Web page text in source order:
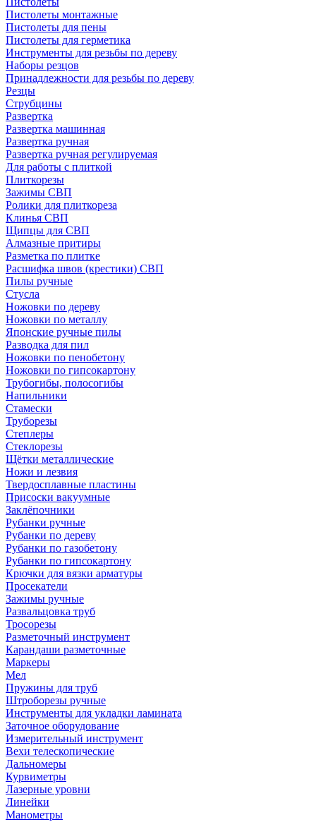
Пистолеты монтажные
Пистолеты для пены
Пистолеты для герметика
Инструменты для резьбы по дереву
Наборы резцов
Принадлежности для резьбы по дереву
Резцы
Струбцины
Развертка
Развертка машинная
Развертка ручная
Развертка ручная регулируемая
Для работы с плиткой
Плиткорезы
Зажимы СВП
Ролики для плиткореза
Клинья СВП
Щипцы для СВП
Алмазные притиры
Разметка по плитке
Расшифка швов (крестики) СВП
Пилы ручные
Стусла
Ножовки по дереву
Ножовки по металлу
Японские ручные пилы
Разводка для пил
Ножовки по пенобетону
Ножовки по гипсокартону
Трубогибы, полосогибы
Напильники
Стамески
Труборезы
Степлеры
Стеклорезы
Щётки металлические
Ножи и лезвия
Твердосплавные пластины
Присоски вакуумные
Заклёпочники
Рубанки ручные
Рубанки по дереву
Рубанки по газобетону
Рубанки по гипсокартону
Крючки для вязки арматуры
Просекатели
Зажимы ручные
Развальцовка труб
Тросорезы
Разметочный инструмент
Карандаши разметочные
Маркеры
Мел
Пружины для труб
Штроборезы ручные
Инструменты для укладки ламината
Заточное оборудование
Измерительный инструмент
Вехи телескопические
Дальномеры
Курвиметры
Лазерные уровни
Линейки
Манометры